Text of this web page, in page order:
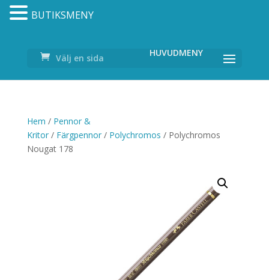
Välj en sida
Hem / Pennor &
Kritor/ Färgpennor/ Polychromos / Polychromos
Nougat 178
BUTIKSMENY